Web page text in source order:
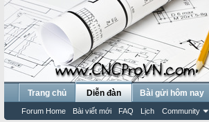
Trang chủ Diễn đàn
Forum Home Bài viết mới FAQ Lịch Community
Bài gửi hôm nay